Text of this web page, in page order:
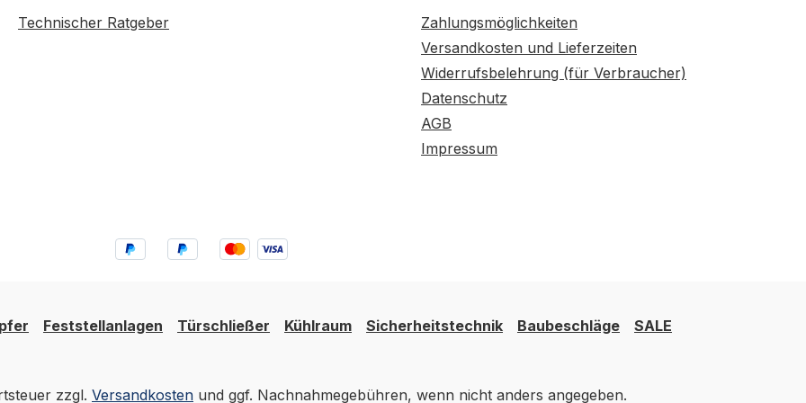
mit Einsteckschlössern
nach DIN 18251 Erhältlich
Büro- und Objektbereich.
Einsteckschlösser.
Technische Daten
Technischer Ratgeber
Zahlungsmöglichkeiten
Versandkosten und Lieferzeiten
Widerrufsbelehrung (für Verbraucher)
Datenschutz
AGB
Impressum
Feststellanlagen Türschließer Kühlraum Sicherheitstechnik Baubeschläge SALE
zzgl. Versandkosten und ggf. Nachnahmegebühren, wenn nicht anders angegeben.